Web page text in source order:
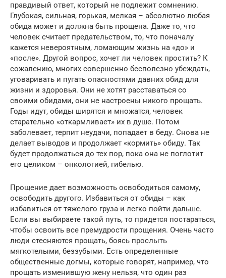
правдивый ответ, который не подлежит сомнению.
Глубокая, сильная, горькая, мелкая – абсолютно любая
обида может и должна быть прощена. Даже то, что
человек считает предательством, то, что поначалу
кажется невероятным, ломающим жизнь на «до» и
«после». Другой вопрос, хочет ли человек простить? К
сожалению, многих совершенно бесполезно убеждать,
уговаривать и пугать опасностями давних обид для
жизни и здоровья. Они не хотят расставаться со
своими обидами, они не настроены никого прощать.
Годы идут, обиды ширятся и множатся, человек
старательно «откармливает» их в душе. Потом
заболевает, терпит неудачи, попадает в беду. Снова не
делает выводов и продолжает «кормить» обиду. Так
будет продолжаться до тех пор, пока она не поглотит
его целиком – онкологией, гибелью.
Прощение дает возможность освободиться самому,
освободить другого. Избавиться от обиды – как
избавиться от тяжелого груза и легко пойти дальше.
Если вы выбираете такой путь, то придется постараться,
чтобы освоить все премудрости прощения. Очень часто
люди стесняются прощать, боясь прослыть
мягкотелыми, беззубыми. Есть определенные
общественные догмы, которые говорят, например, что
прощать изменившую жену нельзя, что один раз